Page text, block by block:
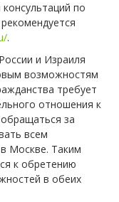
по
.
и Израиля
возможностям
требует
отношения к
за
всем
Москве. Таким
к обретению
в обеих